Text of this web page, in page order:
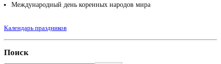
Международный день коренных народов мира
Календарь праздников
Поиск